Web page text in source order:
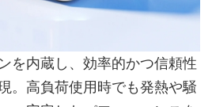
を内蔵し、効率的かつ信頼性
。高負荷使用時でも発熱や騒